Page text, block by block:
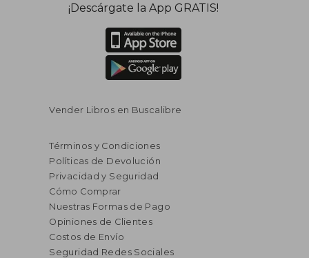
$ 43.16
$ 23.74
45%
¡Descárgate la App GRATIS!
Vender Libros en Buscalibre
Términos y Condiciones
Políticas de Devolución
Privacidad y Seguridad
Cómo Comprar
Nuestras Formas de Pago
Opiniones de Clientes
Costos de Envío
Seguridad Redes Sociales